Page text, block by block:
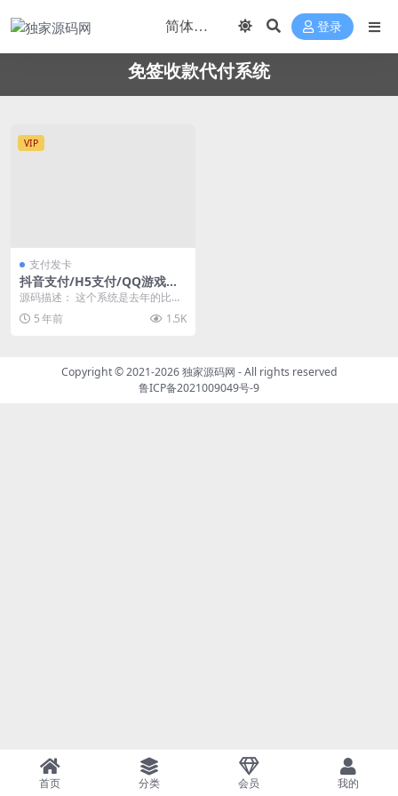
登录
免签收款代付系统
VIP
支付发卡
抖音支付/H5支付/QQ游戏扫
码/PDD支付通道/聚合支付系
源码描述： 这个系统是去年的比较
火的游戏点劵系统，当时卖的挺贵
的，放在现在这个东...
5 年前 1.5K
Copyright © 2021-2026独家源码网 - All rights reserved
鲁ICP备2021009049号-9
首页 分类 会员 我的